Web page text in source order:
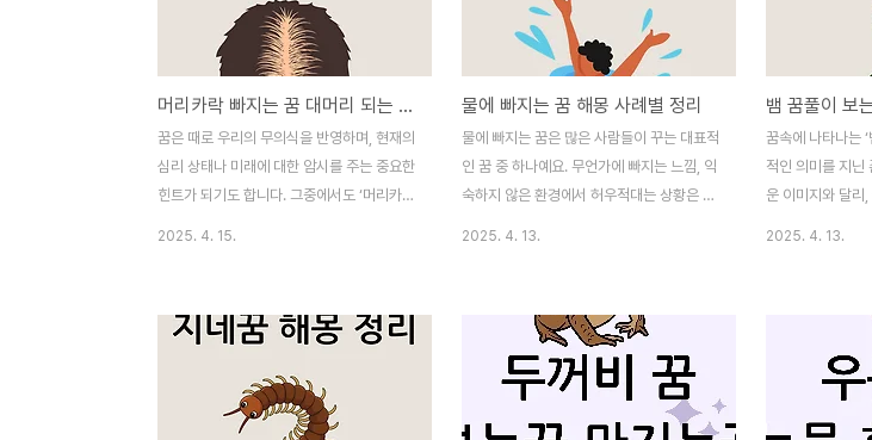
요. 고양이 꿈은 어떤 의미일까?고양이는 꿈
해몽에서 주로 직감, 여성성, 자유로움, 은밀
한 감정, 독립성 등을 상징합니다. 고양이 자
체가 신비롭고 예측 불가능한 동물이기 때문
에, 꿈에서의 고양이도 감정의 흐름, 인간관
계의 변화, 내면의 경고 등을 나타낼 수 있어
요. 하지..
물로 나타나는 태몽태몽에서 가장 흔하게 등
장하는 것은 동물입니다. 어떤 동물이 어떤
모습으로 나타났는지가 중요하며, 그 동물의
특성이 아이의 성격이나 운명과 연결된다고
해석합니다.● 용이 등장하는 태몽은 최고의
길몽으로 여겨지며, 위대한 인물이나 예술가,
지도자의 탄생..
그 의미를 심리적
다. ◆ 시험을 보
적으로 자신이 처
쟁심, 성취 욕구
서 중요한 결정을
일이 있을 때 자
에서 ..
머리카락 빠지는 꿈 대머리 되는 꿈 탈모 꿈 해몽
꿈은 때로 우리의 무의식을 반영하며, 현재의
심리 상태나 미래에 대한 암시를 주는 중요한
힌트가 되기도 합니다. 그중에서도 ‘머리카락
감하게 다가올 수 있죠.이 글에서는 머리카락
서의 머리 빠짐 꿈 해석 등을 다양한 각도에
서 해석해보고, 그 심리적 의미까지 알아보겠
2025. 4. 15.
물에 빠지는 꿈 해몽 사례별 정리
물에 빠지는 꿈은 많은 사람들이 꾸는 대표적
인 꿈 중 하나예요. 무언가에 빠지는 느낌, 익
숙하지 않은 환경에서 허우적대는 상황은 우
속으로 가라앉는 무의식의 신호물에 빠지
는 꿈은 어쩌면 현실에서의 감정 상태를 가
장 잘 드러내는 꿈일지도 모릅니다. 일
상 속 스트레스, 억눌린 감정, 예상치 못한 사
2025. 4. 13.
뱀 꿈풀이 보
꿈속에 나타나는
적인 의미를 지닌
운 이미지와 달리
하나하나 알아보
속에서 뱀을 보기
에 중요한 변화가
다. 주변 사람과
2025. 4. 13.